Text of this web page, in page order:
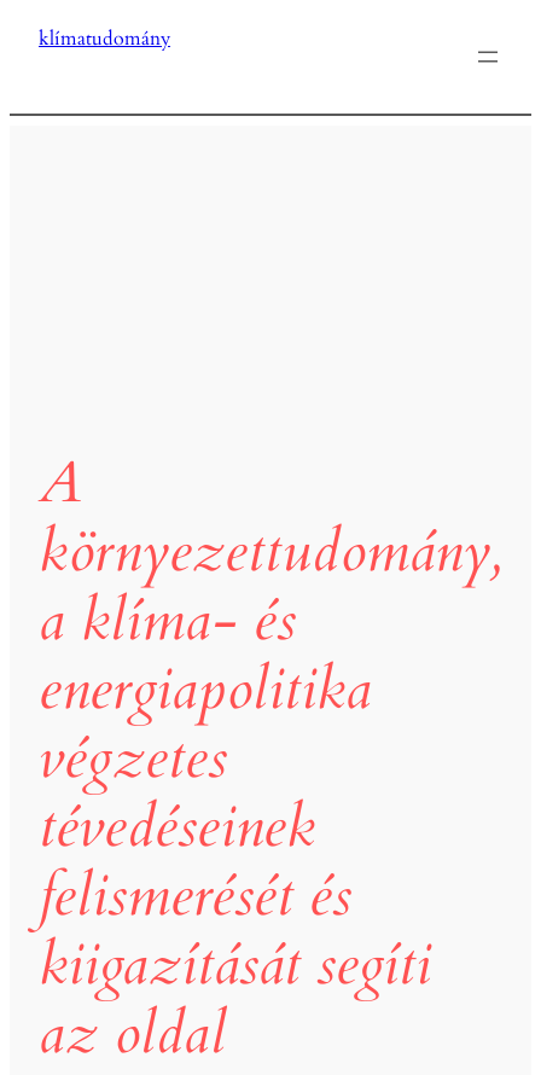
klímatudomány
A
környezettudomány,
a klíma- és
energiapolitika
végzetes
tévedéseinek
felismerését és
kiigazítását segíti
az oldal